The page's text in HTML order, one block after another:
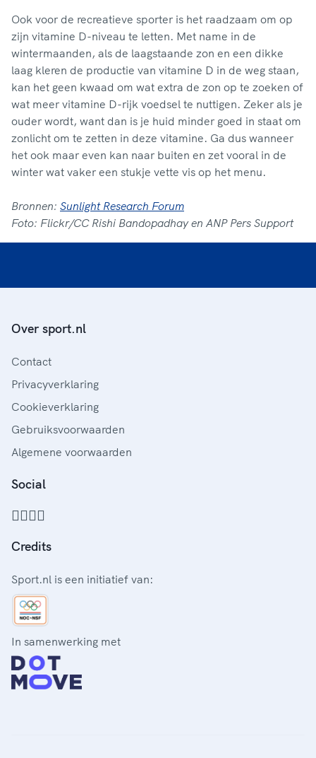
Ook voor de recreatieve sporter is het raadzaam om op
zijn vitamine D-niveau te letten. Met name in de
wintermaanden, als de laagstaande zon en een dikke
laag kleren de productie van vitamine D in de weg staan,
kan het geen kwaad om wat extra de zon op te zoeken of
wat meer vitamine D-rijk voedsel te nuttigen. Zeker als je
ouder wordt, want dan is je huid minder goed in staat om
zonlicht om te zetten in deze vitamine. Ga dus wanneer
het ook maar even kan naar buiten en zet vooral in de
winter wat vaker een stukje vette vis op het menu.
Bronnen: Sunlight Research Forum
Foto: Flickr/CC Rishi Bandopadhay en ANP Pers Support
Over sport.nl
Contact
Privacyverklaring
Cookieverklaring
Gebruiksvoorwaarden
Algemene voorwaarden
Social
Credits
Sport.nl is een initiatief van:
In samenwerking met